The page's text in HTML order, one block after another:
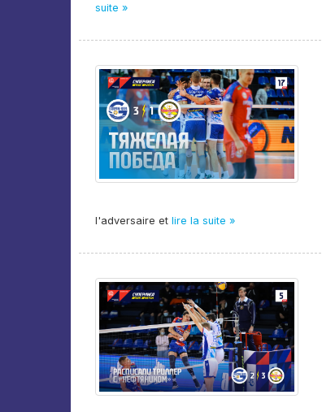
suite »
l'adversaire et lire la suite »